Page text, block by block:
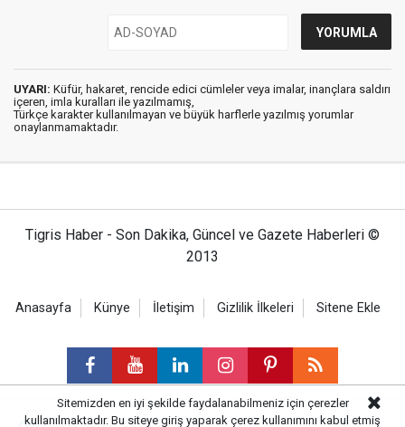
UYARI: Küfür, hakaret, rencide edici cümleler veya imalar, inançlara saldırı
içeren, imla kuralları ile yazılmamış,
Türkçe karakter kullanılmayan ve büyük harflerle yazılmış yorumlar
onaylanmamaktadır.
Tigris Haber - Son Dakika, Güncel ve Gazete Haberleri ©
2013
Anasayfa Künye İletişim Gizlilik İlkeleri Sitene Ekle
Sitemizden en iyi şekilde faydalanabilmeniz için çerezler
kullanılmaktadır. Bu siteye giriş yaparak çerez kullanımını kabul etmiş